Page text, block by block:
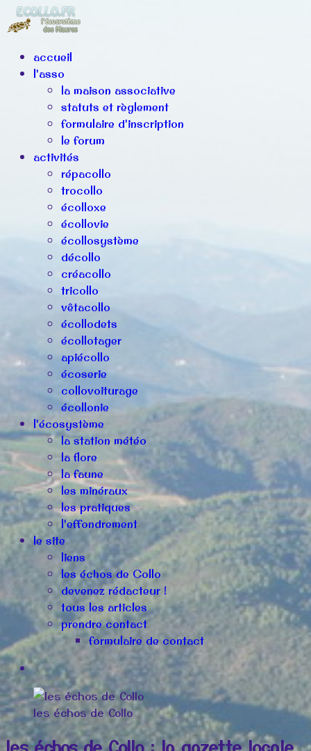
accueil
l'asso
la maison associative
statuts et règlement
formulaire d'inscription
le forum
activités
répacollo
trocollo
écolloxe
écollovie
écollosystème
décollo
créacollo
tricollo
vêtacollo
écollodets
écollotager
apiécollo
écoserie
collovoiturage
écollonie
l'écosystème
la station météo
la flore
la faune
les minéraux
les pratiques
l'effondrement
le site
liens
les échos de Collo
devenez rédacteur !
tous les articles
prendre contact
formulaire de contact
les échos de Collo